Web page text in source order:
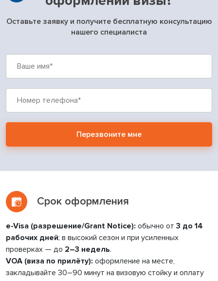
Оставьте заявку и получите бесплатную консультацию
нашего специалиста
Перезвоните мне
Срок оформления
e-Visa (разрешение/Grant Notice): обычно от 3 до 14
рабочих дней; в высокий сезон и при усиленных
проверках — до 2–3 недель.
VOA (виза по прилёту): оформление на месте,
закладывайте 30–90 минут на визовую стойку и оплату